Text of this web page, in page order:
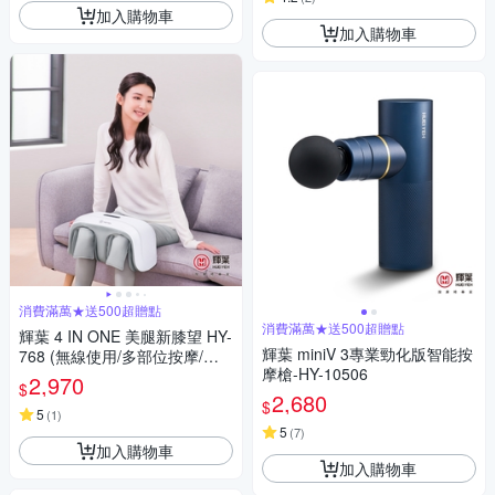
加入購物車
消費滿萬★送500超贈點
輝葉 4 IN ONE 美腿新膝望 HY-
768 (無線使用/多部位按摩/三
段力度三種按摩手法調節)
$2,970
5 (1)
加入購物車
加入購物車
消費滿萬★送500超贈點
輝葉 miniV 3專業勁化版智能按
摩槍-HY-10506
$2,680
5 (7)
加入購物車